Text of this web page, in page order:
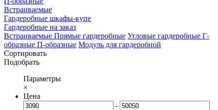
Встраиваемые
Гардеробные шкафы-купе
Гардеробные на заказ
Встраиваемые Прямые гардеробные Угловые гардеробные Г-
образные П-образные Модуль для гардеробной
Сортировать
Подобрать
Параметры
×
Цена
-